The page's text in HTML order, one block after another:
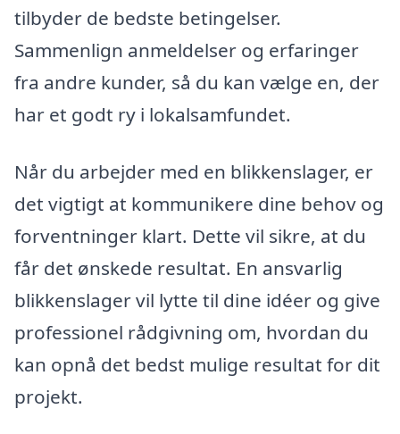
tilbyder de bedste betingelser.
Sammenlign anmeldelser og erfaringer
fra andre kunder, så du kan vælge en, der
har et godt ry i lokalsamfundet.
Når du arbejder med en blikkenslager, er
det vigtigt at kommunikere dine behov og
forventninger klart. Dette vil sikre, at du
får det ønskede resultat. En ansvarlig
blikkenslager vil lytte til dine idéer og give
professionel rådgivning om, hvordan du
kan opnå det bedst mulige resultat for dit
projekt.